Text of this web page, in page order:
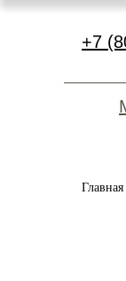
+7
Главная